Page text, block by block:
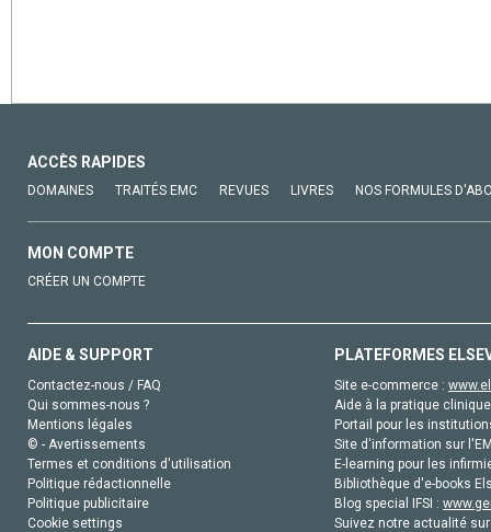
ACCÈS RAPIDES
DOMAINES TRAITÉS EMC REVUES LIVRES NOS FORMULES
MON COMPTE
CRÉER UN COMPTE
AIDE & SUPPORT
Contactez-nous / FAQ
Qui sommes-nous ?
Mentions légales
© - Avertissements
Termes et conditions d'utilisation
Politique rédactionnelle
Politique publicitaire
Cookie settings
PLATEFORMES
Site e-commerce :
Aide à la pratique
Portail pour les
Site d'information sur
E-learning pour les
Bibliothèque d'e-books
Blog special IFSI :
Suivez notre actualité